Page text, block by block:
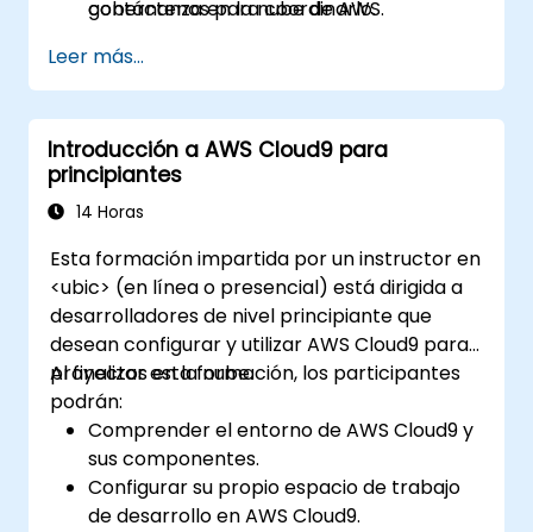
gobernanza en la nube de AWS.
adopción de la nube, considerando los
costos y riesgos a alto nivel.
contáctenos para coordinarlo.
Leer más...
Introducción a AWS Cloud9 para
principiantes
14 Horas
Esta formación impartida por un instructor en
<ubic> (en línea o presencial) está dirigida a
desarrolladores de nivel principiante que
desean configurar y utilizar AWS Cloud9 para
proyectos en la nube.
Al finalizar esta formación, los participantes
podrán:
Comprender el entorno de AWS Cloud9 y
sus componentes.
Configurar su propio espacio de trabajo
de desarrollo en AWS Cloud9.